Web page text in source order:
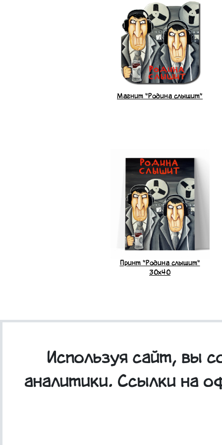
Магнит "Родина слышит"
Принт "Родина слышит"
30x40
Используя сайт, вы
аналитики. Ссылки на